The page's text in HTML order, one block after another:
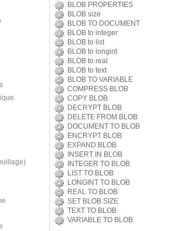
BLOB PROPERTIES
BLOB size
BLOB TO DOCUMENT
BLOB to integer
BLOB to list
BLOB to longint
BLOB to real
BLOB to text
BLOB TO VARIABLE
COMPRESS BLOB
COPY BLOB
DECRYPT BLOB
DELETE FROM BLOB
DOCUMENT TO BLOB
ENCRYPT BLOB
EXPAND BLOB
INSERT IN BLOB
INTEGER TO BLOB
LIST TO BLOB
LONGINT TO BLOB
REAL TO BLOB
SET BLOB SIZE
TEXT TO BLOB
VARIABLE TO BLOB